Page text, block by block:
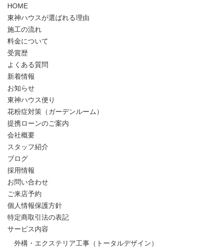
HOME
東神ハウスが選ばれる理由
施工の流れ
料金について
受賞歴
よくある質問
新着情報
お知らせ
東神ハウス便り
花粉症対策（ガーデンルーム）
提携ローンのご案内
会社概要
スタッフ紹介
ブログ
採用情報
お問い合わせ
ご来店予約
個人情報保護方針
特定商取引法の表記
サービス内容
外構・エクステリア工事（トータルデザイン）